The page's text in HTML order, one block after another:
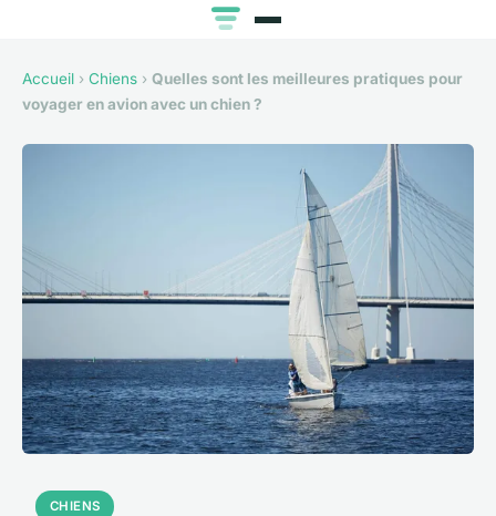
Accueil › Chiens › Quelles sont les meilleures pratiques pour
voyager en avion avec un chien ?
CHIENS